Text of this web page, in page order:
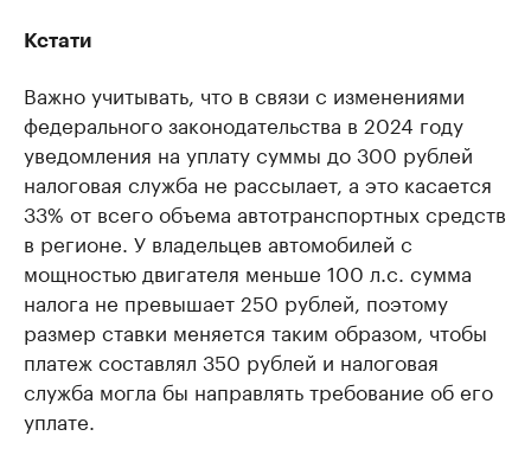
Кстати
Важно учитывать, что в связи с изменениями
федерального законодательства в 2024 году
уведомления на уплату суммы до 300 рублей
налоговая служба не рассылает, а это касается
33% от всего объема автотранспортных средств
в регионе. У владельцев автомобилей с
мощностью двигателя меньше 100 л.с. сумма
налога не превышает 250 рублей, поэтому
размер ставки меняется таким образом, чтобы
платеж составлял 350 рублей и налоговая
служба могла бы направлять требование об его
уплате.